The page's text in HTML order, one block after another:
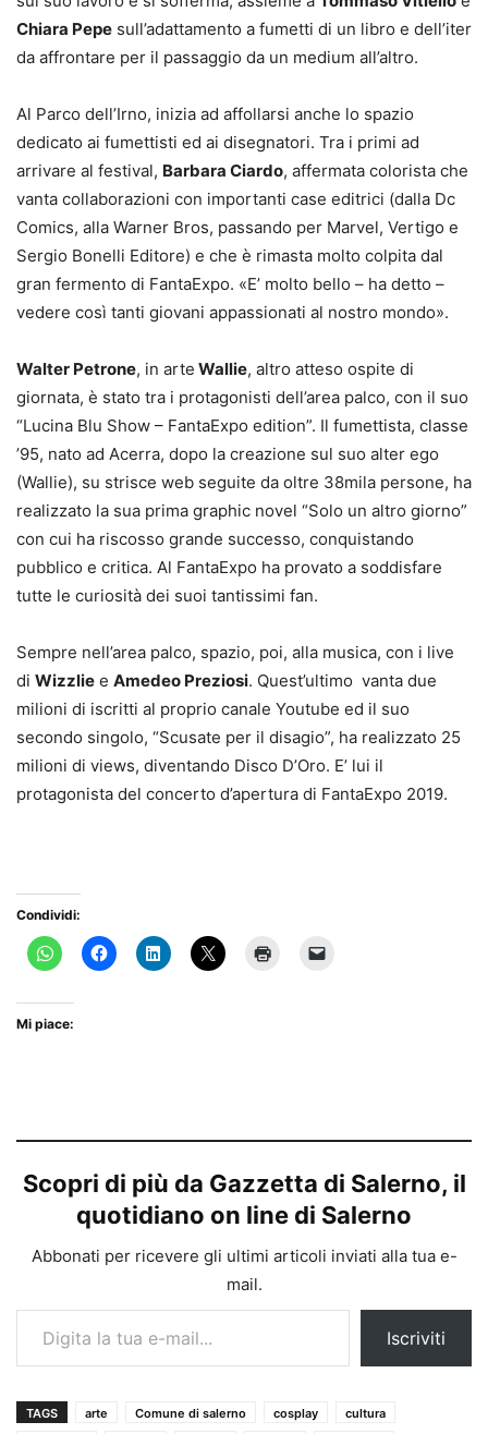
Chiara Pepe sull’adattamento a fumetti di un libro e dell’iter
da affrontare per il passaggio da un medium all’altro.
Al Parco dell’Irno, inizia ad affollarsi anche lo spazio
dedicato ai fumettisti ed ai disegnatori. Tra i primi ad
arrivare al festival, Barbara Ciardo, affermata colorista che
vanta collaborazioni con importanti case editrici (dalla Dc
Comics, alla Warner Bros, passando per Marvel, Vertigo e
Sergio Bonelli Editore) e che è rimasta molto colpita dal
gran fermento di FantaExpo. «E’ molto bello – ha detto –
vedere così tanti giovani appassionati al nostro mondo».
Walter Petrone, in arte Wallie, altro atteso ospite di
giornata, è stato tra i protagonisti dell’area palco, con il suo
“Lucina Blu Show – FantaExpo edition”. Il fumettista, classe
’95, nato ad Acerra, dopo la creazione sul suo alter ego
(Wallie), su strisce web seguite da oltre 38mila persone, ha
realizzato la sua prima graphic novel “Solo un altro giorno”
con cui ha riscosso grande successo, conquistando
pubblico e critica. Al FantaExpo ha provato a soddisfare
tutte le curiosità dei suoi tantissimi fan.
Sempre nell’area palco, spazio, poi, alla musica, con i live
di Wizzlie e Amedeo Preziosi. Quest’ultimo vanta due
milioni di iscritti al proprio canale Youtube ed il suo
secondo singolo, “Scusate per il disagio”, ha realizzato 25
milioni di views, diventando Disco D’Oro. E’ lui il
protagonista del concerto d’apertura di FantaExpo 2019.
Condividi:
Mi piace:
Scopri di più da Gazzetta di Salerno, il
quotidiano on line di Salerno
Abbonati per ricevere gli ultimi articoli inviati alla tua e-
mail.
Digita la tua e-mail...
Iscriviti
TAGS arte Comune di salerno cosplay
cultura